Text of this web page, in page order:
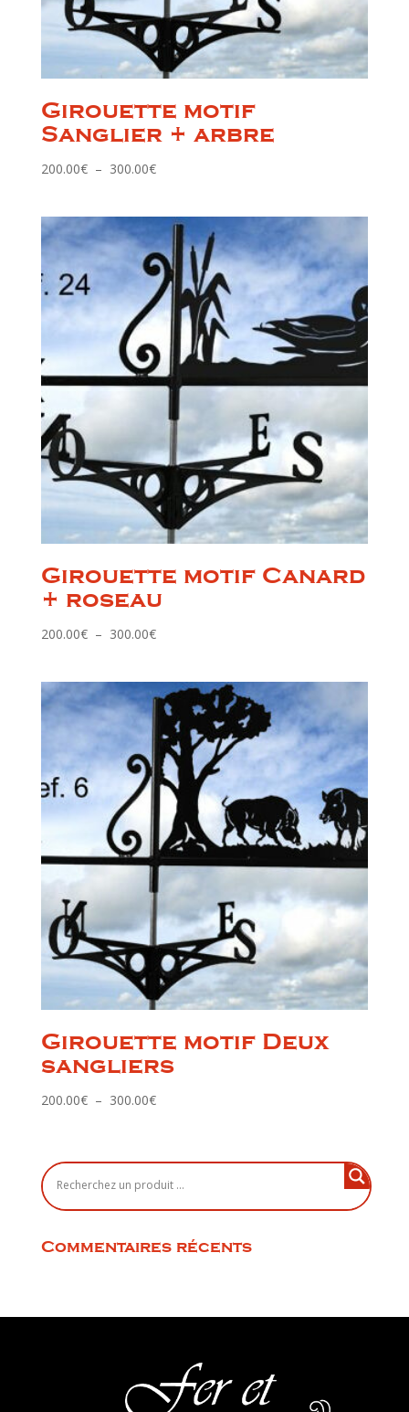
Girouette motif
Sanglier + arbre
200.00€ – 300.00€Plage
200.00€
à
300.00€
Girouette motif Canard
+ roseau
200.00€ – 300.00€Plage
200.00€
300.00€
Girouette motif Deux
sangliers
200.00€ – 300.00€Plage
200.00€
à
Commentaires récents